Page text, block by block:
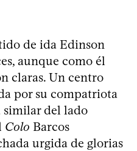
de ida Edinson
aunque como él
claras. Un centro
por su compatriota
similar del lado
Colo Barcos
urgida de glorias